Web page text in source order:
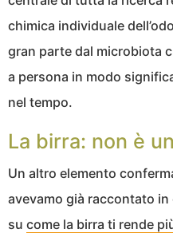
chimica individuale
gran parte dal microbiota
a persona in modo
nel tempo.
La birra: non è
Un altro elemento
avevamo già raccontato
su come la birra ti rende